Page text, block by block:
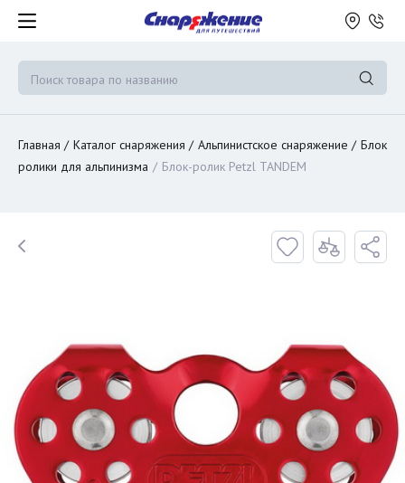
Главная Каталог снаряжения Альпинистское снаряжение
Блок
ролики для альпинизма
Блок-ролик Petzl TANDEM